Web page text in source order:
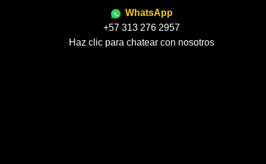
WhatsApp
+57 313 276 2957
Haz clic para chatear con nosotros